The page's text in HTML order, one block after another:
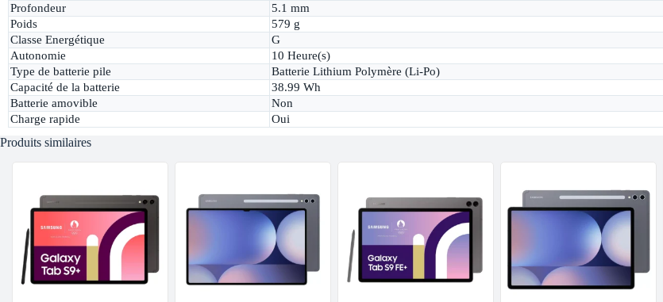
Profondeur
5.1 mm
Poids
579 g
Classe Energétique
G
Autonomie
10 Heure(s)
Type de batterie pile
Batterie Lithium Polymère (Li-Po)
Capacité de la batterie
38.99 Wh
Batterie amovible
Non
Charge rapide
Oui
Produits similaires